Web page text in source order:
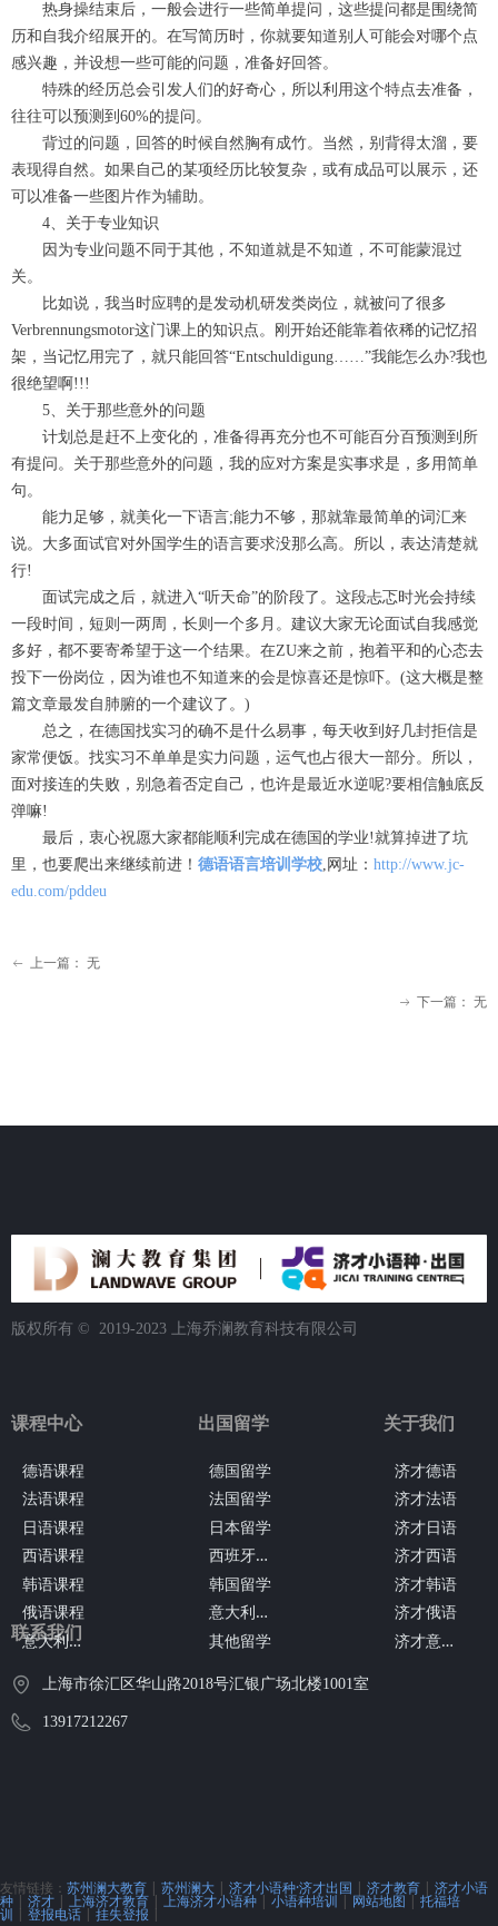
热身操结束后，一般会进行一些简单提问，这些提问都是围绕简
历和自我介绍展开的。在写简历时，你就要知道别人可能会对哪个点
感兴趣，并设想一些可能的问题，准备好回答。
特殊的经历总会引发人们的好奇心，所以利用这个特点去准备，
往往可以预测到60%的提问。
背过的问题，回答的时候自然胸有成竹。当然，别背得太溜，要
表现得自然。如果自己的某项经历比较复杂，或有成品可以展示，还
可以准备一些图片作为辅助。
4、关于专业知识
因为专业问题不同于其他，不知道就是不知道，不可能蒙混过
关。
比如说，我当时应聘的是发动机研发类岗位，就被问了很多
Verbrennungsmotor这门课上的知识点。刚开始还能靠着依稀的记忆招
架，当记忆用完了，就只能回答“Entschuldigung……”我能怎么办?我也
很绝望啊!!!
5、关于那些意外的问题
计划总是赶不上变化的，准备得再充分也不可能百分百预测到所
有提问。关于那些意外的问题，我的应对方案是实事求是，多用简单
句。
能力足够，就美化一下语言;能力不够，那就靠最简单的词汇来
说。大多面试官对外国学生的语言要求没那么高。所以，表达清楚就
行!
面试完成之后，就进入“听天命”的阶段了。这段忐忑时光会持续
一段时间，短则一两周，长则一个多月。建议大家无论面试自我感觉
多好，都不要寄希望于这一个结果。在ZU来之前，抱着平和的心态去
投下一份岗位，因为谁也不知道来的会是惊喜还是惊吓。(这大概是整
篇文章最发自肺腑的一个建议了。)
总之，在德国找实习的确不是什么易事，每天收到好几封拒信是
家常便饭。找实习不单单是实力问题，运气也占很大一部分。所以，
面对接连的失败，别急着否定自己，也许是最近水逆呢?要相信触底反
弹嘛!
最后，衷心祝愿大家都能顺利完成在德国的学业!就算掉进了坑
里，也要爬出来继续前进！ 德语语言培训学校,网址： http://www.jc-
edu.com/pddeu
ꂃ 上一篇： 无
ꁹ 下一篇： 无
版权所有 ©  2019-2023 上海乔澜教育科技有限公司
课程中心
德语课程
法语课程
日语课程
西语课程
韩语课程
俄语课程
意
大利语课程
德国留学
法国留学
日本留学
西
班牙留学
韩国留学
意
大利留学
其他留学
出国留学
济才德语
济才法语
济才日语
济才西语
济才韩语
济才俄语
济
才意大利语
关于我们
联系我们
上海市徐汇区华山路2018号汇银广场北楼1001室
13917212267
友情链接： 苏州澜大教育 | 苏州澜大 | 济才小语种·济才出国 | 济才教育 | 济才小语
种 | 济才 |上海济才教育 |上海济才小语种| 小语种培训|网站地图 |托福培
训 登报电话|挂失登报